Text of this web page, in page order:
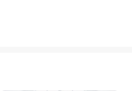
받았고 또